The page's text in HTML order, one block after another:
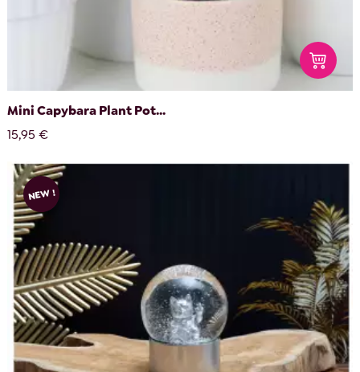
Mini Capybara Plant Pot...
15,95 €
NEW !